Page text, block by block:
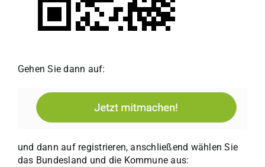
Gehen Sie dann auf:
und dann auf registrieren, anschließend wählen Sie
das Bundesland und die Kommune aus: